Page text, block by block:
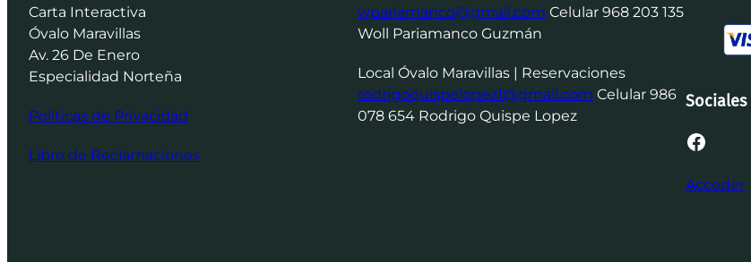
Carta Interactiva
Óvalo Maravillas
Av. 26 De Enero
Especialidad Norteña
Politicas de Privacidad
Libro de Reclamaciones
wpariamanco@gmail.com Celular 968 203 135
Woll Pariamanco Guzmán
Local Óvalo Maravillas | Reservaciones
rodrigoquispelopez1@gmail.com Celular 986
078 654 Rodrigo Quispe Lopez
Sociales
Facebook
Acceder